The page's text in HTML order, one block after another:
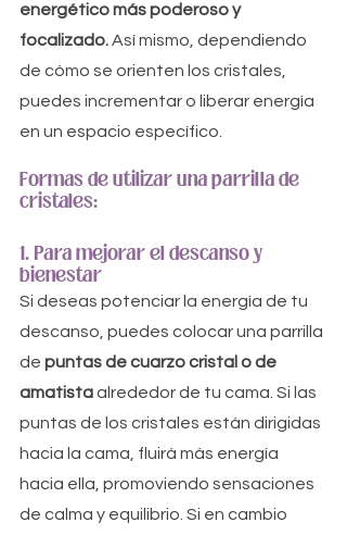
energético más poderoso y
focalizado. Así mismo, dependiendo
de cómo se orienten los cristales,
puedes incrementar o liberar energía
en un espacio específico.
Formas de utilizar una parrilla de
cristales:
1. Para mejorar el descanso y
bienestar
Si deseas potenciar la energía de tu
descanso, puedes colocar una parrilla
de puntas de cuarzo cristal o de
amatista alrededor de tu cama. Si las
puntas de los cristales están dirigidas
hacia la cama, fluirá más energía
hacia ella, promoviendo sensaciones
de calma y equilibrio. Si en cambio